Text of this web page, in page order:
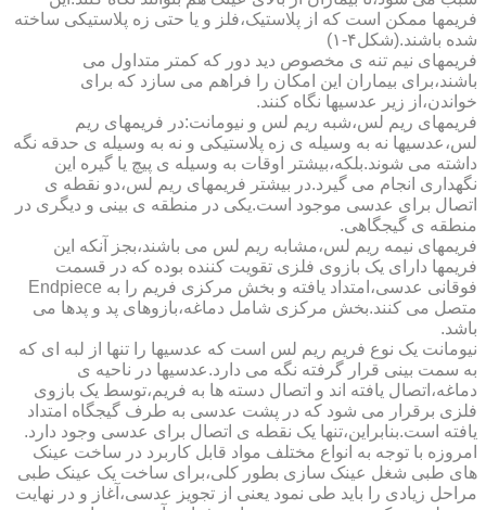
فریمها ممکن است که از پلاستیک،فلز و یا حتی زه پلاستیکی ساخته
شده باشند.(شکل۴-۱)
فریمهای نیم تنه ی مخصوص دید دور که کمتر متداول می
باشند،برای بیماران این امکان را فراهم می سازد که برای
خواندن،از زیر عدسیها نگاه کنند.
فریمهای ریم لس،شبه ریم لس و نیومانت:در فریمهای ریم
لس،عدسیها نه به وسیله ی زه پلاستیکی و نه به وسیله ی حدقه نگه
داشته می شوند.بلکه،بیشتر اوقات به وسیله ی پیچ یا گیره این
نگهداری انجام می گیرد.در بیشتر فریمهای ریم لس،دو نقطه ی
اتصال برای عدسی موجود است.یکی در منطقه ی بینی و دیگری در
منطقه ی گیجگاهی.
فریمهای نیمه ریم لس،مشابه ریم لس می باشند،بجز آنکه این
فریمها دارای یک بازوی فلزی تقویت کننده بوده که در قسمت
فوقانی عدسی،امتداد یافته و بخش مرکزی فریم را به Endpiece
متصل می کنند.بخش مرکزی شامل دماغه،بازوهای پد و پدها می
باشد.
نیومانت یک نوع فریم ریم لس است که عدسیها را تنها از لبه ای که
به سمت بینی قرار گرفته نگه می دارد.عدسیها در ناحیه ی
دماغه،اتصال یافته اند و اتصال دسته ها به فریم،توسط یک بازوی
فلزی برقرار می شود که در پشت عدسی به طرف گیجگاه امتداد
یافته است.بنابراین،تنها یک نقطه ی اتصال برای عدسی وجود دارد.
امروزه با توجه به انواع مختلف مواد قابل کاربرد در ساخت عینک
های طبی شغل عینک سازی بطور کلی،برای ساخت یک عینک طبی
مراحل زیادی را باید طی نمود یعنی از تجویز عدسی،آغاز و در نهایت